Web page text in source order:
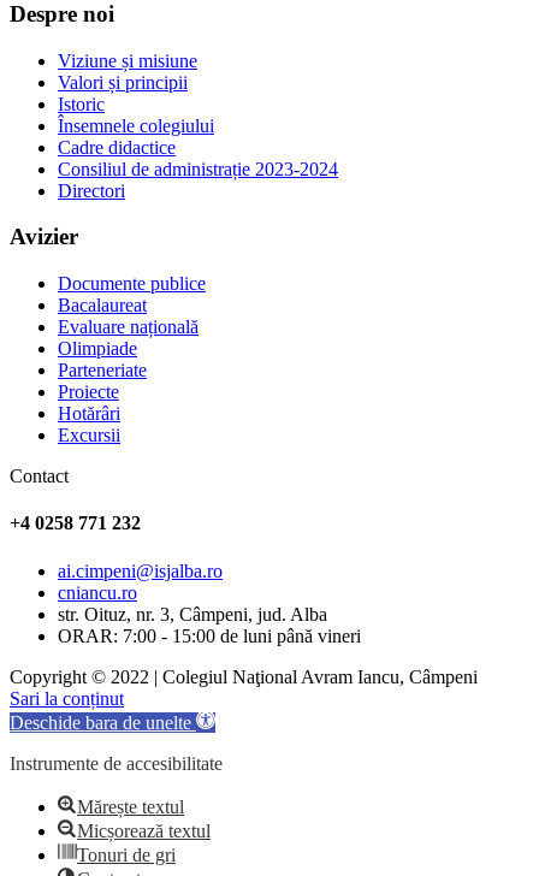
Despre noi
Viziune și misiune
Valori și principii
Istoric
Însemnele colegiului
Cadre didactice
Consiliul de administrație 2023-2024
Directori
Avizier
Documente publice
Bacalaureat
Evaluare națională
Olimpiade
Parteneriate
Proiecte
Hotărâri
Excursii
Contact
+4 0258 771 232
ai.cimpeni@isjalba.ro
cniancu.ro
str. Oituz, nr. 3, Câmpeni, jud. Alba
ORAR: 7:00 - 15:00 de luni până vineri
Copyright © 2022 | Colegiul Naţional Avram Iancu, Câmpeni
Sari la conținut
Deschide bara de unelte
Instrumente de accesibilitate
Mărește textul
Micșorează textul
Tonuri de gri